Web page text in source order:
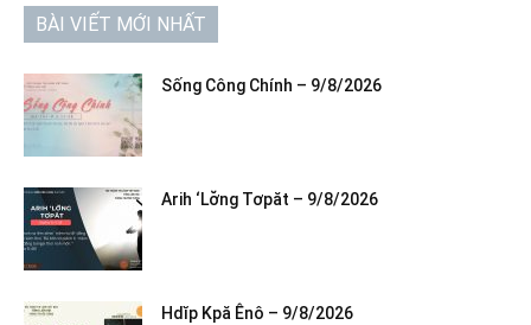
BÀI VIẾT MỚI NHẤT
Sống Công Chính – 9/8/2026
Arih ‘Lơ̆ng Tơpăt – 9/8/2026
Hdĭp Kpă Ênô – 9/8/2026